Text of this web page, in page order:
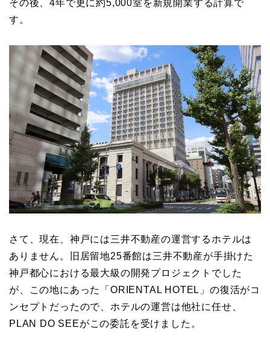
その後、4年で更に約5,000室を新規開業する計算で
す。
さて、現在、神戸には三井不動産の運営するホテルは
ありません。旧居留地25番館は三井不動産が手掛けた
神戸都心における最大級の開発プロジェクトでした
が、この地にあった「ORIENTAL HOTEL」の復活がコ
ンセプトだったので、ホテルの運営は他社に任せ、
PLAN DO SEEがこの委託を受けました。